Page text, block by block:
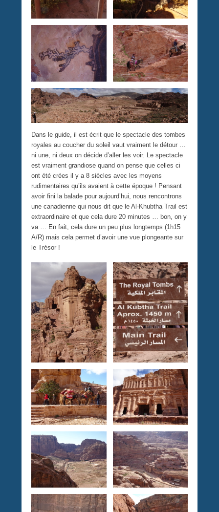
Dans le guide, il est écrit que le spectacle des tombes
royales au coucher du soleil vaut vraiment le détour …
ni une, ni deux on décide d’aller les voir. Le spectacle
est vraiment grandiose quand on pense que celles ci
ont été crées il y a 8 siècles avec les moyens
rudimentaires qu’ils avaient à cette époque ! Pensant
avoir fini la balade pour aujourd’hui, nous rencontrons
une canadienne qui nous dit que le Al-Khubtha Trail est
extraordinaire et que cela dure 20 minutes … bon, on y
va … En fait, cela dure un peu plus longtemps (1h15
A/R) mais cela permet d’avoir une vue plongeante sur
le Trésor !